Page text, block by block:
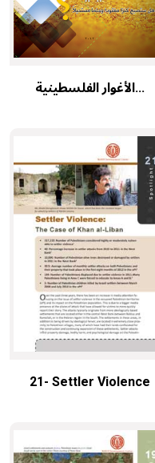
الأغوار الفلسطينية...
21- Settler Violence